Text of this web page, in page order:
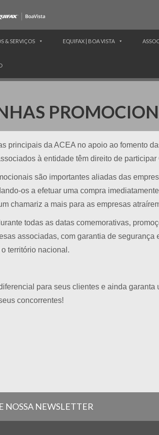
& SERVIÇOS EQUIFAX | BOA VISTA
principais da ACEA no apoio ao fomento
à entidade têm direito de
são importantes aliadas das
os a efetuar uma compra
chamariz a mais para as empresas
todas as datas comemorativas,
associadas, com garantia de
território nacional.
para seus clientes e ainda
concorrentes!
NOSSA NEWSLETTER